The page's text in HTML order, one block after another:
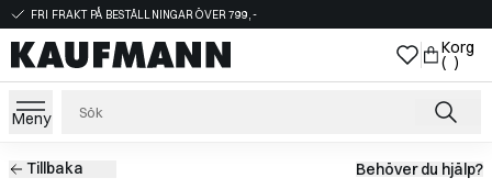
FRI FRAKT PÅ BESTÄLLNINGAR ÖVER 799,-
Korg
( )
Meny
Tillbaka Behöver du hjälp?